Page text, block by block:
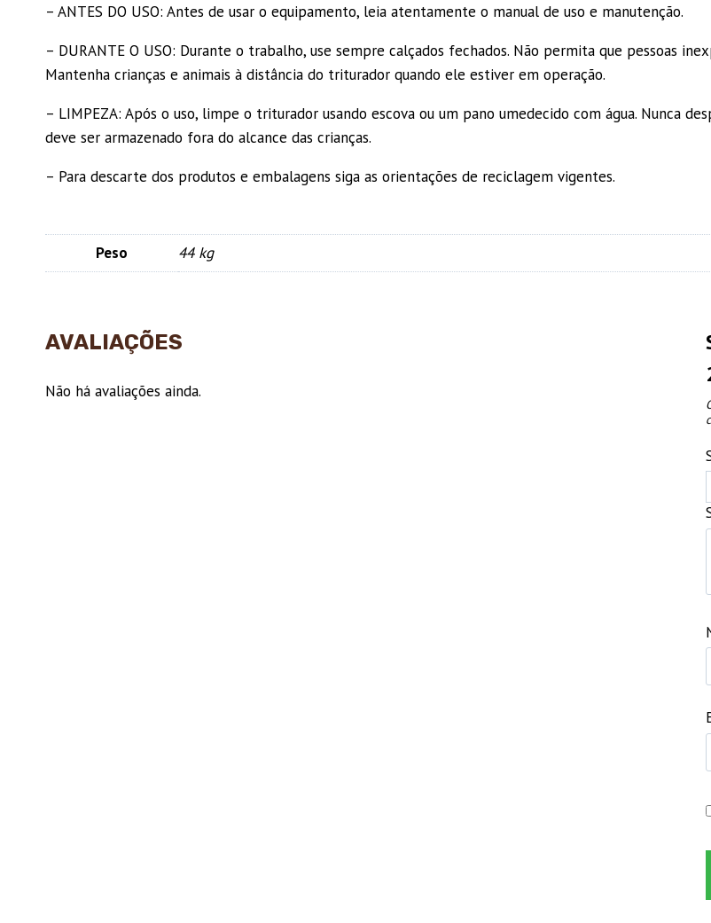
– ANTES DO USO: Antes de usar o equipamento, leia atentamente o manual de uso e manutenção.
– DURANTE O USO: Durante o trabalho, use sempre calçados fechados. Não permita que pessoas
Mantenha crianças e animais à distância do triturador quando ele estiver em operação.
– LIMPEZA: Após o uso, limpe o triturador usando escova ou um pano umedecido com água. Nunca
deve ser armazenado fora do alcance das crianças.
– Para descarte dos produtos e embalagens siga as orientações de reciclagem vigentes.
Peso 44 kg
AVALIAÇÕES
Não há avaliações ainda.